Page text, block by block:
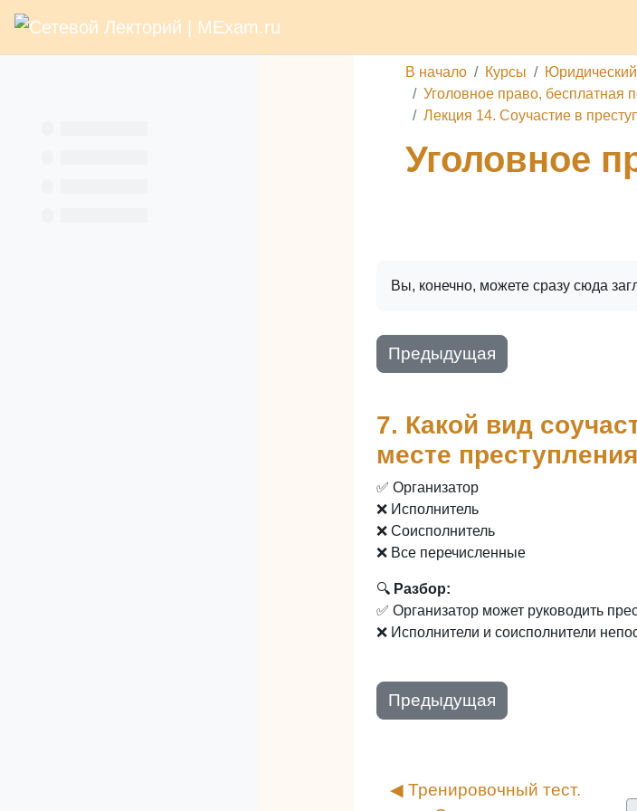
В начало Курсы
Уголовное право, бесплатная
Лекция 14. Соучастие в
Уголовное
Вы, конечно, можете сразу сюда
Предыдущая
7. Какой вид
месте
✅ Организатор
❌ Исполнитель
❌ Соисполнитель
❌ Все перечисленные
🔍 Разбор:
✅ Организатор может руководить
❌ Исполнители и соисполнители
Предыдущая
◀︎ Тренировочный тест.